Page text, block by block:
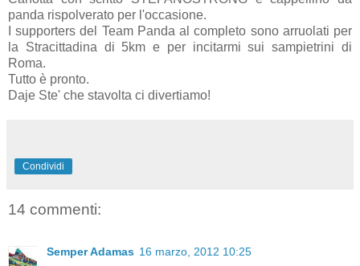
panda rispolverato per l'occasione.
I supporters del Team Panda al completo sono arruolati per
la Stracittadina di 5km e per incitarmi sui sampietrini di
Roma.
Tutto è pronto.
Daje Ste' che stavolta ci divertiamo!
Condividi
14 commenti:
Semper Adamas 16 marzo, 2012 10:25